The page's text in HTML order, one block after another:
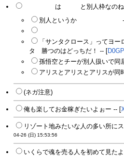
は と別人枠なの
別人というかサンタは役職名
「サンタクロース」ってヨ
タ 勝つのはどっちだ！ -- [
孫悟空とチーが別人扱いで同
アリスとアリスとアリスが同
(ネガ注意)クラース＆メア以外の
俺も楽してお金稼ぎたいよぉー -- [
リゾート地みたいな人の多い所に
04-26 (日) 15:53:56
いくらで魂を売る人を初めて見た